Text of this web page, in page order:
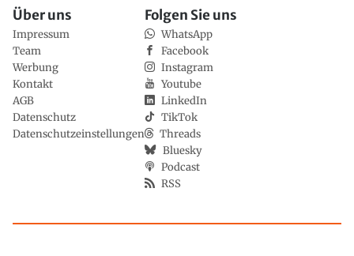
Über uns
Impressum
Team
Werbung
Kontakt
AGB
Datenschutz
Datenschutzeinstellungen
Folgen Sie uns
WhatsApp
Facebook
Instagram
Youtube
LinkedIn
TikTok
Threads
Bluesky
Podcast
RSS